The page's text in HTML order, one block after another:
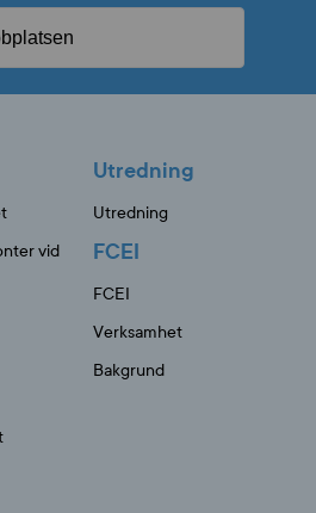
vid
Utredning
Utredning
FCEI
FCEI
Verksamhet
Bakgrund